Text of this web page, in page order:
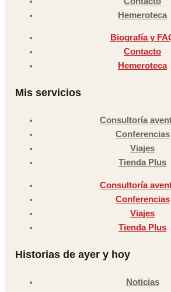
Hemeroteca
Biografía y
Contacto
Hemeroteca
Mis servicios
Consultoría
Conferencias
Viajes
Tienda Plus
Consultoría
Conferencias
Viajes
Tienda Plus
Historias de ayer y hoy
Noticias